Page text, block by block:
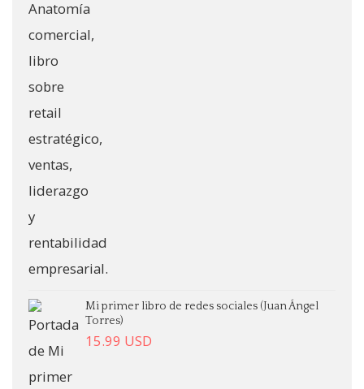
Mi primer libro de redes sociales (Juan Ángel
Torres)
15.99 USD